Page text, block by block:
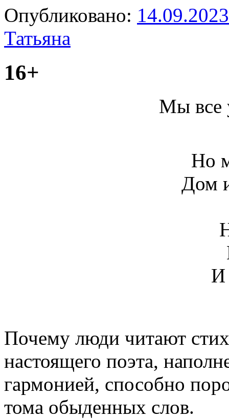
Опубликовано: 14.09.2023
Татьяна
16+
Мы все
Но
Дом
И
Почему люди читают
настоящего поэта,
гармонией, способно
тома обыденных слов.